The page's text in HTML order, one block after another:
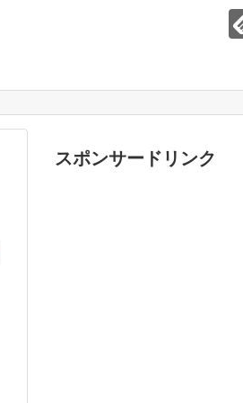
スポンサードリンク